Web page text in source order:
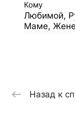
Кому
Любимой,
Маме,
Назад к